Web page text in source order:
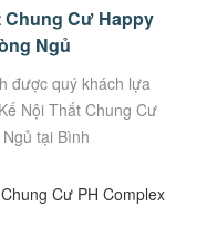
Chung Cư Happy
Ngủ
được quý khách lựa
Nội Thất Chung Cư
tại Bình